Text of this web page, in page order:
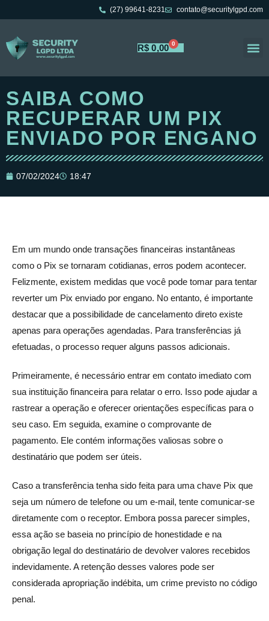
(27) 99641-8231 contato@securitylgpd.com
R$ 0,00 0
SAIBA COMO
RECUPERAR UM PIX
ENVIADO POR ENGANO
07/02/2024 18:47
Em um mundo onde transações financeiras instantâneas
como o Pix se tornaram cotidianas, erros podem acontecer.
Felizmente, existem medidas que você pode tomar para tentar
reverter um Pix enviado por engano. No entanto, é importante
destacar que a possibilidade de cancelamento direto existe
apenas para operações agendadas. Para transferências já
efetuadas, o processo requer alguns passos adicionais.
Primeiramente, é necessário entrar em contato imediato com
sua instituição financeira para relatar o erro. Isso pode ajudar a
rastrear a operação e oferecer orientações específicas para o
seu caso. Em seguida, examine o comprovante de
pagamento. Ele contém informações valiosas sobre o
destinatário que podem ser úteis.
Caso a transferência tenha sido feita para uma chave Pix que
seja um número de telefone ou um e-mail, tente comunicar-se
diretamente com o receptor. Embora possa parecer simples,
essa ação se baseia no princípio de honestidade e na
obrigação legal do destinatário de devolver valores recebidos
indevidamente. A retenção desses valores pode ser
considerada apropriação indébita, um crime previsto no código
penal.